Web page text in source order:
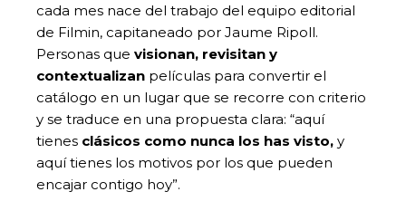
cada mes nace del trabajo del equipo editorial
de Filmin, capitaneado por Jaume Ripoll.
Personas que visionan, revisitan y
contextualizan películas para convertir el
catálogo en un lugar que se recorre con criterio
y se traduce en una propuesta clara: “aquí
tienes clásicos como nunca los has visto, y
aquí tienes los motivos por los que pueden
encajar contigo hoy”.